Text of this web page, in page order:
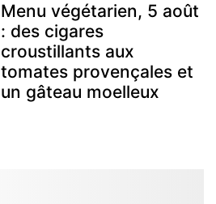
Menu végétarien, 5 août
: des cigares
croustillants aux
tomates provençales et
un gâteau moelleux